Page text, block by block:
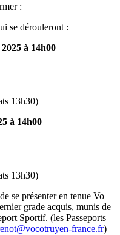
:
se dérouleront :
à 14h00
13h30)
à 14h00
13h30)
se présenter en tenue Vo
grade acquis, munis de
Sportif. (les Passeports
france.fr)